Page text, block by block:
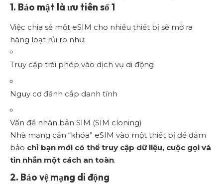
1. Bảo mật là ưu tiên số 1
Việc chia sẻ một eSIM cho nhiều thiết bị sẽ mở ra
hàng loạt rủi ro như:
Truy cập trái phép vào dịch vụ di động
Nguy cơ đánh cắp danh tính
Vấn đề nhân bản SIM (SIM cloning)
Nhà mạng cần “khóa” eSIM vào một thiết bị để đảm
bảo chỉ bạn mới có thể truy cập dữ liệu, cuộc gọi và
tin nhắn một cách an toàn.
2. Bảo vệ mạng di động